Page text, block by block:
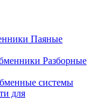
Паяные
Разборные
системы